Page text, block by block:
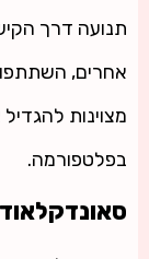
תנועה דרך
אחרים,
מצוינות
בפלטפורמה.